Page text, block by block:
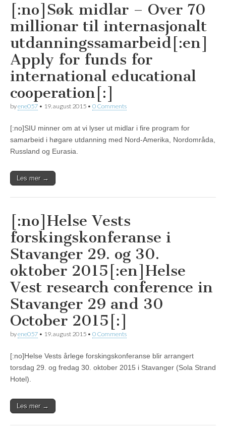
[:no]Søk midlar – Over 70
millionar til internasjonalt
utdanningssamarbeid[:en]
Apply for funds for
international educational
cooperation[:]
byene057 • 19. august 2015 • 0 Comments
[:no]SIU minner om at vi lyser ut midlar i fire program for
samarbeid i høgare utdanning med Nord-Amerika, Nordområda,
Russland og Eurasia.
Les mer →
[:no]Helse Vests
forskingskonferanse i
Stavanger 29. og 30.
oktober 2015[:en]Helse
Vest research conference in
Stavanger 29 and 30
October 2015[:]
byene057 • 19. august 2015 • 0 Comments
[:no]Helse Vests årlege forskingskonferanse blir arrangert
torsdag 29. og fredag 30. oktober 2015 i Stavanger (Sola Strand
Hotel).
Les mer →